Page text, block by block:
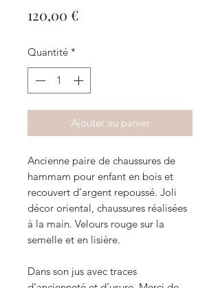
120,00 €
Quantité *
Ajouter au panier
Ancienne paire de chaussures de
hammam pour enfant en bois et
recouvert d’argent repoussé. Joli
décor oriental, chaussures réalisées
à la main. Velours rouge sur la
semelle et en lisière.
Dans son jus avec traces